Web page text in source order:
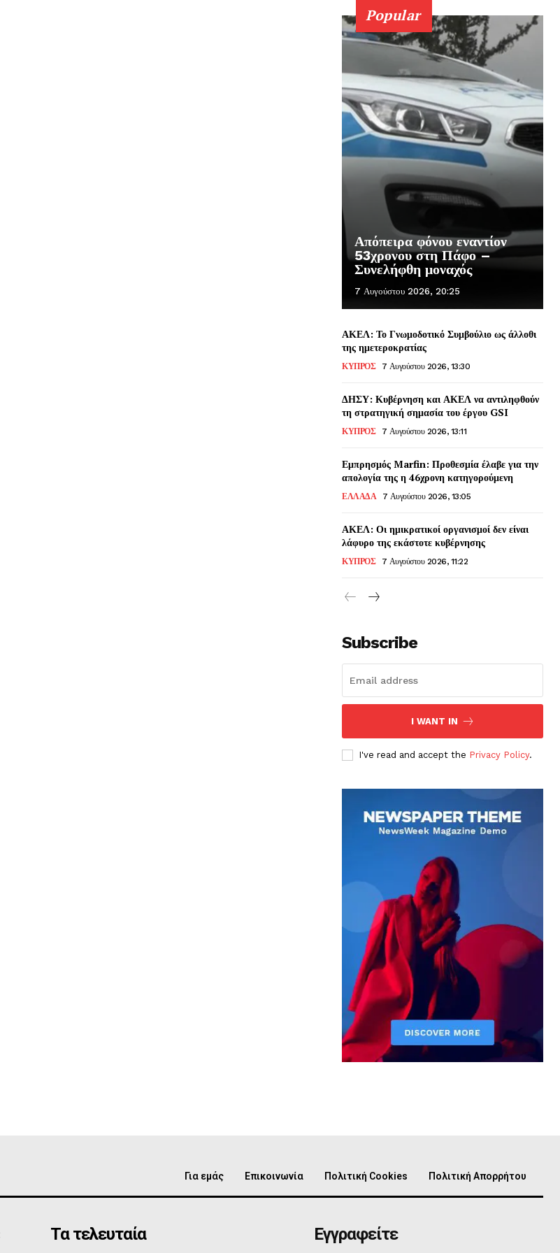
Popular
Απόπειρα φόνου εναντίον
53χρονου στη Πάφο –
Συνελήφθη μοναχός
7 Αυγούστου 2026, 20:25
ΑΚΕΛ: Το Γνωμοδοτικό Συμβούλιο ως άλλοθι
της ημετεροκρατίας
ΚΥΠΡΟΣ 7 Αυγούστου 2026, 13:30
ΔΗΣΥ: Κυβέρνηση και ΑΚΕΛ να αντιληφθούν
τη στρατηγική σημασία του έργου GSI
ΚΥΠΡΟΣ 7 Αυγούστου 2026, 13:11
Εμπρησμός Marfin: Προθεσμία έλαβε για την
απολογία της η 46χρονη κατηγορούμενη
ΕΛΛΑΔΑ 7 Αυγούστου 2026, 13:05
ΑΚΕΛ: Οι ημικρατικοί οργανισμοί δεν είναι
λάφυρο της εκάστοτε κυβέρνησης
ΚΥΠΡΟΣ 7 Αυγούστου 2026, 11:22
Subscribe
I WANT IN
I've read and accept the Privacy Policy.
Για εμάς Επικοινωνία Πολιτική Cookies Πολιτική Απορρήτου
Τα τελευταία Εγγραφείτε